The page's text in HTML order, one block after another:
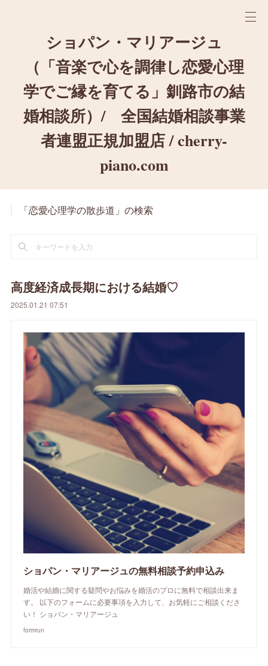
ショパン・マリアージュ
（「音楽で心を調律し恋愛心理
学でご縁を育てる」釧路市の結
婚相談所）/ 全国結婚相談事業
者連盟正規加盟店 / cherry-
piano.com
「恋愛心理学の散歩道」の検索
高度経済成長期における結婚♡
2025.01.21 07:51
ショパン・マリアージュの無料相談予約申込み
婚活や結婚に関する疑問やお悩みを婚活のプロに無料で相談出来ま
す。 以下のフォームに必要事項を入力して、お気軽にご相談くださ
い！ ショパン・マリアージュ
formrun